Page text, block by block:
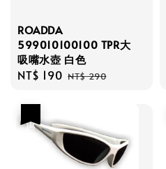
ROADDA
599010100100 TPR大
吸嘴水壺 白色
Sale
NT$ 190 Regular
NT$ 290